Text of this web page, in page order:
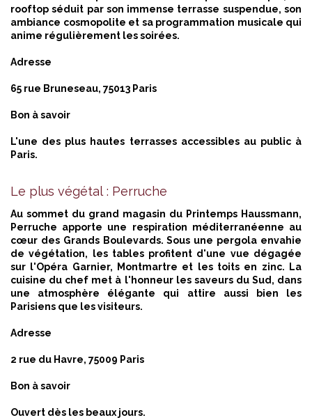
rooftop séduit par son immense terrasse suspendue, son
ambiance cosmopolite et sa programmation musicale qui
anime régulièrement les soirées.
Adresse
65 rue Bruneseau, 75013 Paris
Bon à savoir
L'une des plus hautes terrasses accessibles au public à
Paris.
Le plus végétal : Perruche
Au sommet du grand magasin du Printemps Haussmann,
Perruche apporte une respiration méditerranéenne au
cœur des Grands Boulevards. Sous une pergola envahie
de végétation, les tables profitent d'une vue dégagée
sur l'Opéra Garnier, Montmartre et les toits en zinc. La
cuisine du chef met à l'honneur les saveurs du Sud, dans
une atmosphère élégante qui attire aussi bien les
Parisiens que les visiteurs.
Adresse
2 rue du Havre, 75009 Paris
Bon à savoir
Ouvert dès les beaux jours.